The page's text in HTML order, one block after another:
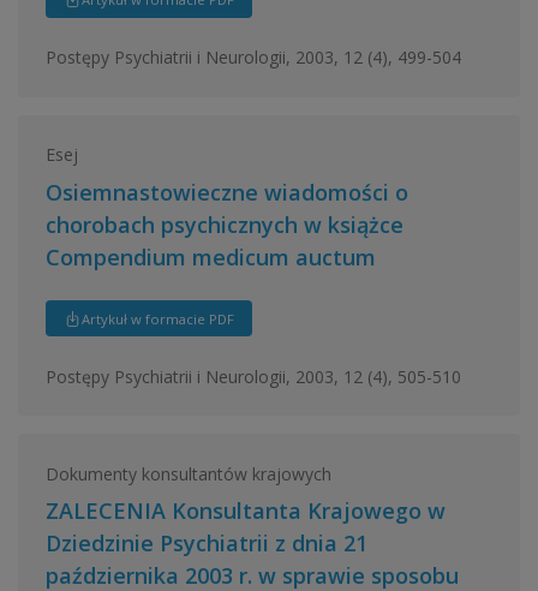
Postępy Psychiatrii i Neurologii, 2003, 12 (4), 499-504
Esej
Osiemnastowieczne wiadomości o
chorobach psychicznych w książce
Compendium medicum auctum
Artykuł w formacie PDF
Postępy Psychiatrii i Neurologii, 2003, 12 (4), 505-510
Dokumenty konsultantów krajowych
ZALECENIA Konsultanta Krajowego w
Dziedzinie Psychiatrii z dnia 21
października 2003 r. w sprawie sposobu